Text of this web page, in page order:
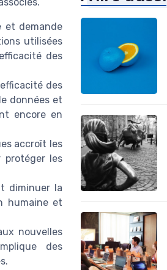
et demande
utilisées
des
des
données et
encore en
accroît les
protéger les
diminuer la
humaine et
nouvelles
des